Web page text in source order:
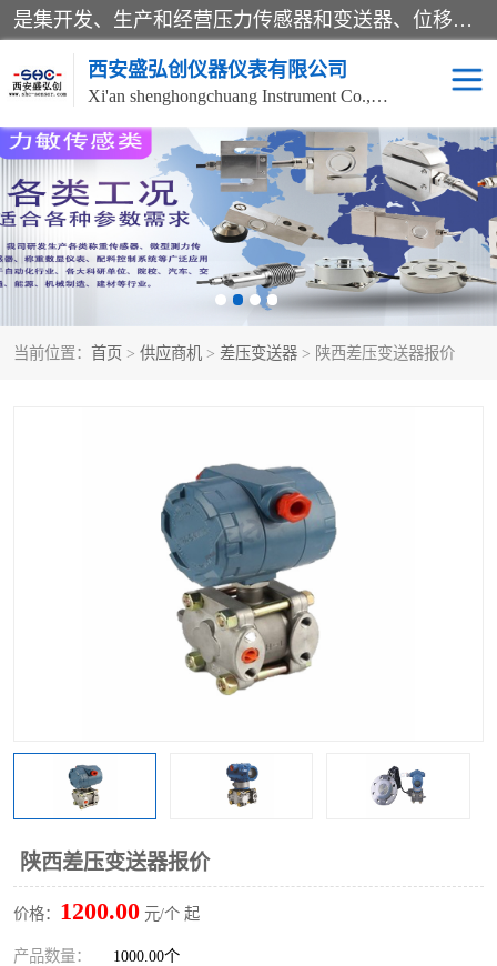
是集开发、生产和经营压力传感器和变送器、位移传感器和变送器、流量传感器和变送器、称重传感器和变送器、测力传感器和变送器、温湿度传感器和变送器、扭矩传感器、智能数显控制仪表等产品的化高新技术企业。
西安盛弘创仪器仪表有限公司
Xi'an shenghongchuang Instrument Co., Ltd
当前位置： 首页 > 供应商机 > 差压变送器 > 陕西差压变送器报价
陕西差压变送器报价
价格： 1200.00 元/个 起
产品数量： 1000.00个
称重传感器 超声波流量计
压力变送器 通用型压力变送器
流量计
位移传感器 差压变送器